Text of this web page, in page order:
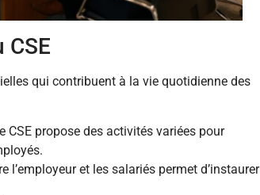
qui contribuent à la vie quotidienne des
CSE propose des activités variées pour
l’employeur et les salariés permet d’instaurer